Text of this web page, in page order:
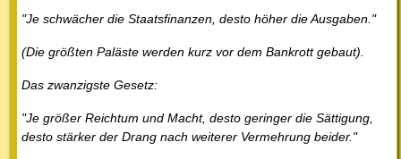
"Je schwächer die Staatsfinanzen, desto höher die Ausgaben."
(Die größten Paläste werden kurz vor dem Bankrott gebaut).
Das zwanzigste Gesetz:
"Je größer Reichtum und Macht, desto geringer die Sättigung,
desto stärker der Drang nach weiterer Vermehrung beider."